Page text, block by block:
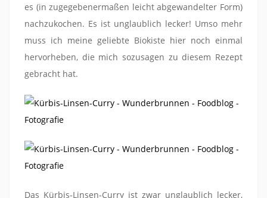
es (in zugegebenermaßen leicht abgewandelter Form)
nachzukochen. Es ist unglaublich lecker! Umso mehr
muss ich meine geliebte Biokiste hier noch einmal
hervorheben, die mich sozusagen zu diesem Rezept
gebracht hat.
Das Kürbis-Linsen-Curry ist zwar unglaublich lecker,